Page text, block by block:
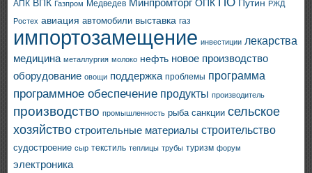
АПК ВПК Газпром Медведев Минпромторг ОПК Путин РЖД
Ростех авиация автомобили выставка газ
импортозамещение инвестиции лекарства
медицина металлургия молоко нефть новое производство
оборудование овощи поддержка проблемы программа
программное обеспечение продукты производитель
производство промышленность рыба санкции сельское
хозяйство строительные материалы строительство
судостроение сыр текстиль теплицы трубы туризм форум
электроника